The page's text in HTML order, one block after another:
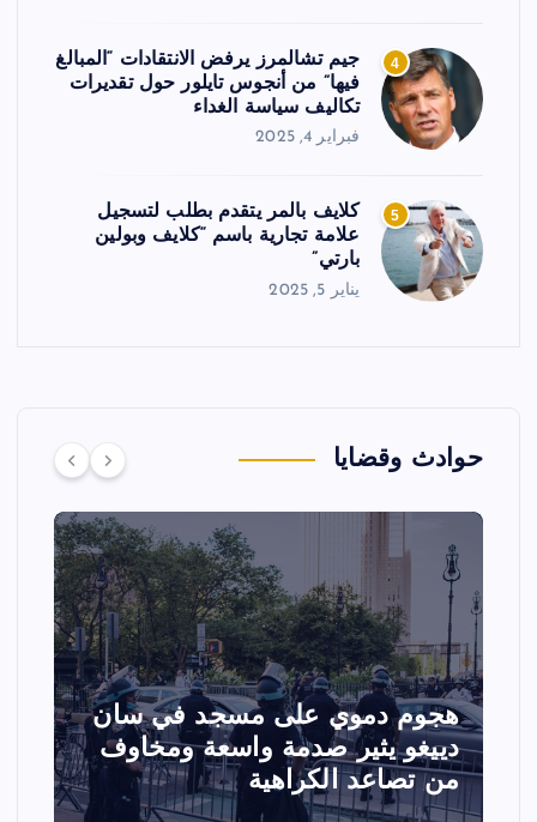
4
جيم تشالمرز يرفض الانتقادات “المبالغ
فيها” من أنجوس تايلور حول تقديرات
تكاليف سياسة الغداء
فبراير 4, 2025
5
كلايف بالمر يتقدم بطلب لتسجيل
علامة تجارية باسم “كلايف وبولين
بارتي”
يناير 5, 2025
حوادث وقضايا
تصادم مقاتلتين أمريكيتين خلال
عرض جوي في ولاية أيداهو وإلغاء
الفعاليات